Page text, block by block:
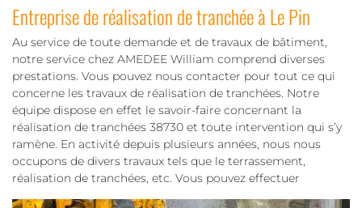
Entreprise de réalisation de tranchée à Le Pin
Au service de toute demande et de travaux de bâtiment,
notre service chez AMEDEE William comprend diverses
prestations. Vous pouvez nous contacter pour tout ce qui
concerne les travaux de réalisation de tranchées. Notre
équipe dispose en effet le savoir-faire concernant la
réalisation de tranchées 38730 et toute intervention qui s’y
ramène. En activité depuis plusieurs années, nous nous
occupons de divers travaux tels que le terrassement,
réalisation de tranchées, etc. Vous pouvez effectuer